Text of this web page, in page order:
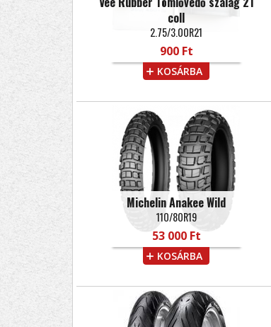
coll
2.75/3.00R21
900 Ft
KOSÁRBA
Michelin Anakee Wild
110/80R19
53 000 Ft
KOSÁRBA